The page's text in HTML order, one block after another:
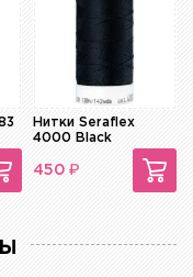
Нитки Seraflex
4000 Black
450 ₽